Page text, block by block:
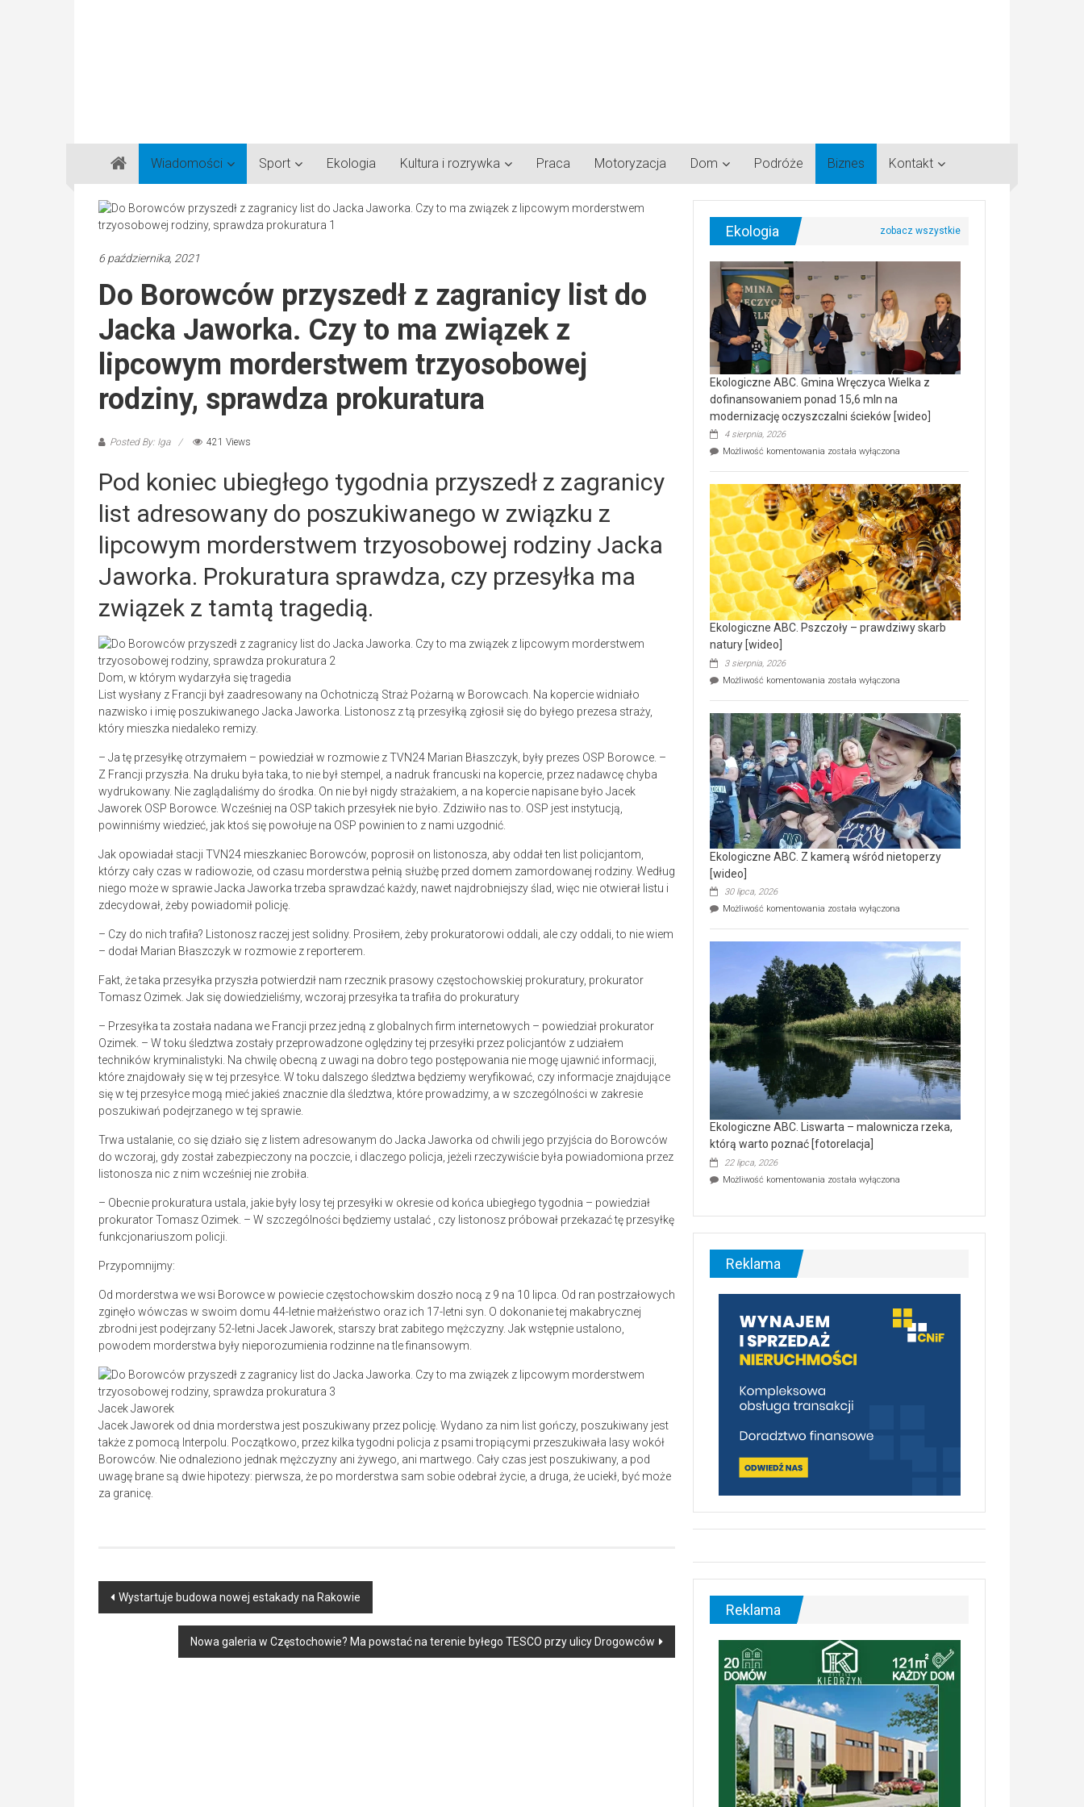
Gazeta
Regionalna
Częstochowa,
Kłobuck,
Myszków
Wiadomości Sport Ekologia Kultura i rozrywka Praca Motoryzacja Dom Podróże Biznes Kontakt
6 października, 2021
Do Borowców przyszedł z zagranicy list do
Jacka Jaworka. Czy to ma związek z
lipcowym morderstwem trzyosobowej
rodziny, sprawdza prokuratura
Posted By: Iga 421 Views
Pod koniec ubiegłego tygodnia przyszedł z zagranicy
list adresowany do poszukiwanego w związku z
lipcowym morderstwem trzyosobowej rodziny Jacka
Jaworka. Prokuratura sprawdza, czy przesyłka ma
związek z tamtą tragedią.
Dom, w którym wydarzyła się tragedia
List wysłany z Francji był zaadresowany na Ochotniczą Straż Pożarną w Borowcach. Na kopercie widniało
nazwisko i imię poszukiwanego Jacka Jaworka. Listonosz z tą przesyłką zgłosił się do byłego prezesa straży,
który mieszka niedaleko remizy.
– Ja tę przesyłkę otrzymałem – powiedział w rozmowie z TVN24 Marian Błaszczyk, były prezes OSP Borowce. –
Z Francji przyszła. Na druku była taka, to nie był stempel, a nadruk francuski na kopercie, przez nadawcę chyba
wydrukowany. Nie zaglądaliśmy do środka. On nie był nigdy strażakiem, a na kopercie napisane było Jacek
Jaworek OSP Borowce. Wcześniej na OSP takich przesyłek nie było. Zdziwiło nas to. OSP jest instytucją,
powinniśmy wiedzieć, jak ktoś się powołuje na OSP powinien to z nami uzgodnić.
Jak opowiadał stacji TVN24 mieszkaniec Borowców, poprosił on listonosza, aby oddał ten list policjantom,
którzy cały czas w radiowozie, od czasu morderstwa pełnią służbę przed domem zamordowanej rodziny. Według
niego może w sprawie Jacka Jaworka trzeba sprawdzać każdy, nawet najdrobniejszy ślad, więc nie otwierał listu i
zdecydował, żeby powiadomił policję.
– Czy do nich trafiła? Listonosz raczej jest solidny. Prosiłem, żeby prokuratorowi oddali, ale czy oddali, to nie wiem
– dodał Marian Błaszczyk w rozmowie z reporterem.
Fakt, że taka przesyłka przyszła potwierdził nam rzecznik prasowy częstochowskiej prokuratury, prokurator
Tomasz Ozimek. Jak się dowiedzieliśmy, wczoraj przesyłka ta trafiła do prokuratury
– Przesyłka ta została nadana we Francji przez jedną z globalnych firm internetowych – powiedział prokurator
Ozimek. – W toku śledztwa zostały przeprowadzone oględziny tej przesyłki przez policjantów z udziałem
techników kryminalistyki. Na chwilę obecną z uwagi na dobro tego postępowania nie mogę ujawnić informacji,
które znajdowały się w tej przesyłce. W toku dalszego śledztwa będziemy weryfikować, czy informacje znajdujące
się w tej przesyłce mogą mieć jakieś znacznie dla śledztwa, które prowadzimy, a w szczególności w zakresie
poszukiwań podejrzanego w tej sprawie.
Trwa ustalanie, co się działo się z listem adresowanym do Jacka Jaworka od chwili jego przyjścia do Borowców
do wczoraj, gdy został zabezpieczony na poczcie, i dlaczego policja, jeżeli rzeczywiście była powiadomiona przez
listonosza nic z nim wcześniej nie zrobiła.
– Obecnie prokuratura ustala, jakie były losy tej przesyłki w okresie od końca ubiegłego tygodnia – powiedział
prokurator Tomasz Ozimek. – W szczególności będziemy ustalać , czy listonosz próbował przekazać tę przesyłkę
funkcjonariuszom policji.
Przypomnijmy:
Od morderstwa we wsi Borowce w powiecie częstochowskim doszło nocą z 9 na 10 lipca. Od ran postrzałowych
zginęło wówczas w swoim domu 44-letnie małżeństwo oraz ich 17-letni syn. O dokonanie tej makabrycznej
zbrodni jest podejrzany 52-letni Jacek Jaworek, starszy brat zabitego mężczyzny. Jak wstępnie ustalono,
powodem morderstwa były nieporozumienia rodzinne na tle finansowym.
Jacek Jaworek
Jacek Jaworek od dnia morderstwa jest poszukiwany przez policję. Wydano za nim list gończy, poszukiwany jest
także z pomocą Interpolu. Początkowo, przez kilka tygodni policja z psami tropiącymi przeszukiwała lasy wokół
Borowców. Nie odnaleziono jednak mężczyzny ani żywego, ani martwego. Cały czas jest poszukiwany, a pod
uwagę brane są dwie hipotezy: pierwsza, że po morderstwa sam sobie odebrał życie, a druga, że uciekł, być może
za granicę.
Post
navigation
Wystartuje budowa nowej estakady na Rakowie
Nowa galeria w Częstochowie? Ma powstać na terenie byłego TESCO przy ulicy Drogowców
Ekologia
Ekologiczne ABC. Gmina Wręczyca Wielka z
dofinansowaniem ponad 15,6 mln na
modernizację oczyszczalni ścieków [wideo]
4 sierpnia, 2026
Możliwość komentowania Ekologiczne
Wręczyca
Wielka
z
dofinansowaniem
ponad
15,6
mln
na
modernizację
oczyszczalni
ścieków
[wideo]
została wyłączona
Ekologiczne ABC. Pszczoły – prawdziwy skarb
natury [wideo]
3 sierpnia, 2026
Możliwość komentowania Ekologiczne
–
prawdziwy
skarb
natury
[wideo]
została wyłączona
Ekologiczne ABC. Z kamerą wśród nietoperzy
[wideo]
30 lipca, 2026
Możliwość komentowania Ekologiczne
wśród
nietoperzy
[wideo]
została wyłączona
Ekologiczne ABC. Liswarta – malownicza rzeka,
którą warto poznać [fotorelacja]
22 lipca, 2026
Możliwość komentowania Ekologiczne
–
malownicza
[fotorelacja]
została wyłączona
Reklama
Reklama